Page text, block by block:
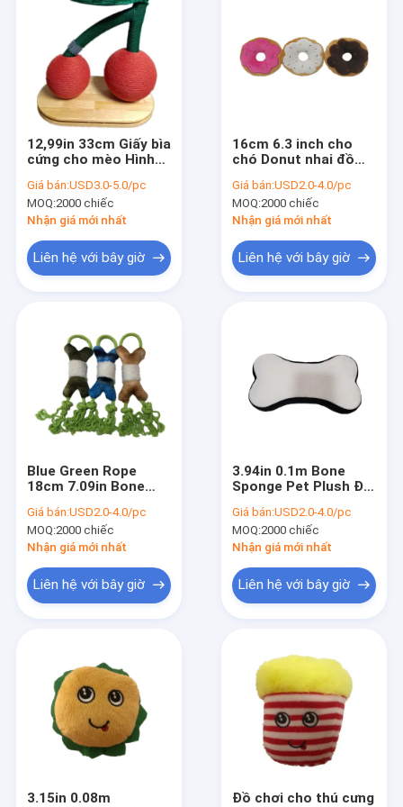
Sản phẩm
Về chúng tôi
Tham quan nhà máy
Tin tức
Tất cả các trường hợp
Đồ chơi Giáng sinh sang trọng
Đồ chơi sang trọng ghi âm
12,99in 33cm Giấy bìa
cứng cho mèo Hình
sàn cho mèo
Giá bán:USD3.0-5.0/pc
MOQ:2000 chiếc
Nhận giá mới nhất
Liên hệ với bây giờ
16cm 6.3 inch cho
chó Donut nhai đồ
thú cưng Âm thanh
Fouction
Giá bán:USD2.0-4.0/pc
MOQ:2000 chiếc
Nhận giá mới nhất
Liên hệ với bây giờ
Blue Green Rope
18cm 7.09in Bone
chơi sang trọng cho
chó BSCI
Giá bán:USD2.0-4.0/pc
MOQ:2000 chiếc
Nhận giá mới nhất
Liên hệ với bây giờ
3.94in 0.1m Bone
Sponge Pet Plush Đồ
toàn gặm xương cho
chó
Giá bán:USD2.0-4.0/pc
MOQ:2000 chiếc
Nhận giá mới nhất
Liên hệ với bây giờ
3.15in 0.08m
Đồ chơi cho thú cưng